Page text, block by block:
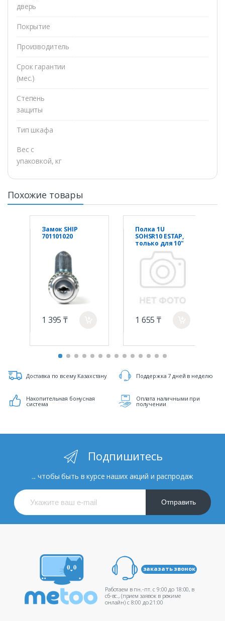
дверь
Покрытие
Производитель
Срок гарантии
(мес.)
Степень
защиты
Тип шкафа
Вес с
упаковкой, кг
Похожие товары
Замок SHIP
701101020
1 395 ₸
Полка 1U
SOHSR10 ESTAP,
только для 10"
SOHO
1 655 ₸
Доставка по всему Казахстану Поддержка 7 дней в неделю
Накопительная бонусная
система
Оплата наличными при
получении
Подпишитесь
... чтобы быть в курсе наших акций и распродаж
Отправить
заказать звонок
Работаем в пн.-пт. c 9:00 до 18:00, в
сб-вс., (прием заявок в режиме
онлайн) c 8:00 до 21:00